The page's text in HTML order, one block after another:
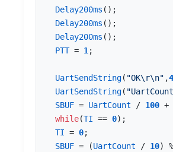
Delay200ms ();
Delay200ms ();
Delay200ms ();
PTT = 1;
UartSendString( "OK\r\n" ,4
UartSendString(
SBUF = UartCount / 100 +
while(TI == 0);
TI = 0;
SBUF = (UartCount / 10) %